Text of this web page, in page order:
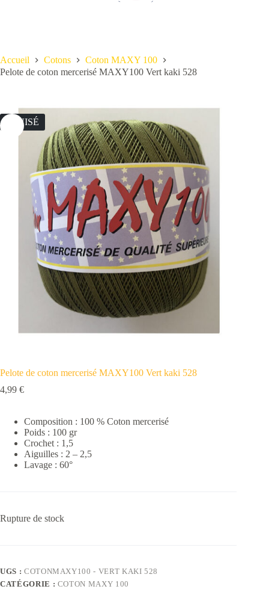
Accueil Cotons
Coton MAXY 100
Pelote de coton mercerisé MAXY100 Vert kaki 528
ÉPUISÉ
Pelote de coton mercerisé MAXY100 Vert kaki 528
4,99 €
Composition : 100 % Coton mercerisé
Poids : 100 gr
Crochet : 1,5
Aiguilles : 2 – 2,5
Lavage : 60°
Rupture de stock
UGS : COTONMAXY100 - VERT KAKI 528
CATÉGORIE : COTON MAXY 100